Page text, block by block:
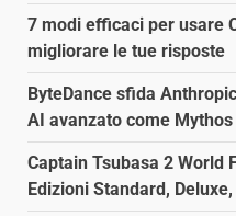
7 modi efficaci per usare
migliorare le tue risposte
ByteDance sfida
AI avanzato come Mythos
Captain Tsubasa 2 World
Edizioni Standard,